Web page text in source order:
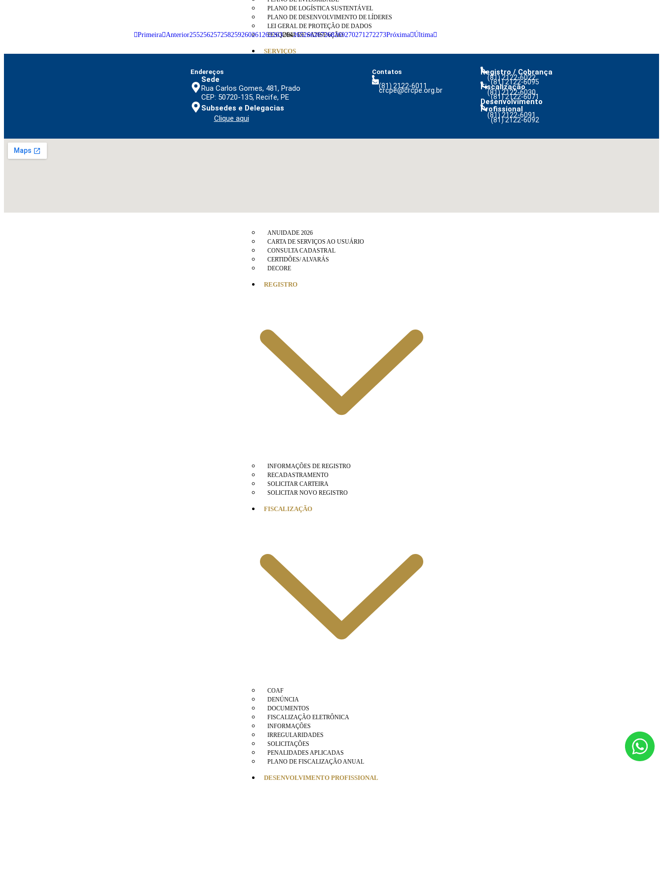
PLANO DE LOGÍSTICA SUSTENTÁVEL
PLANO DE DESENVOLVIMENTO DE LÍDERES
LEI GERAL DE PROTEÇÃO DE DADOS
PESQUISA DE SATISFAÇÃO
SERVIÇOS
ANUIDADE 2026
CARTA DE SERVIÇOS AO USUÁRIO
CONSULTA CADASTRAL
CERTIDÕES/ ALVARÁS
DECORE
REGISTRO
INFORMAÇÕES DE REGISTRO
RECADASTRAMENTO
SOLICITAR CARTEIRA
SOLICITAR NOVO REGISTRO
FISCALIZAÇÃO
COAF
DENÚNCIA
DOCUMENTOS
FISCALIZAÇÃO ELETRÔNICA
INFORMAÇÕES
IRREGULARIDADES
SOLICITAÇÕES
PENALIDADES APLICADAS
PLANO DE FISCALIZAÇÃO ANUAL
DESENVOLVIMENTO PROFISSIONAL
Correção da tabela do Imposto de Renda será definida em março
2 de março de 2017
Primeira Anterior255256257258259260261262263264265266267268269270271272273Próxima Última
Endereços
Sede
Rua Carlos Gomes, 481, Prado
CEP: 50720-135, Recife, PE
Subsedes e Delegacias
Clique aqui
Contatos
(81) 2122-6011
crcpe@crcpe.org.br
Registro / Cobrança
(81) 2122-6022
(81) 2122-6095
Fiscalização
(81) 2122-6030
(81) 2122-6071
Desenvolvimento
Profissional
(81) 2122-6091
(81) 2122-6092